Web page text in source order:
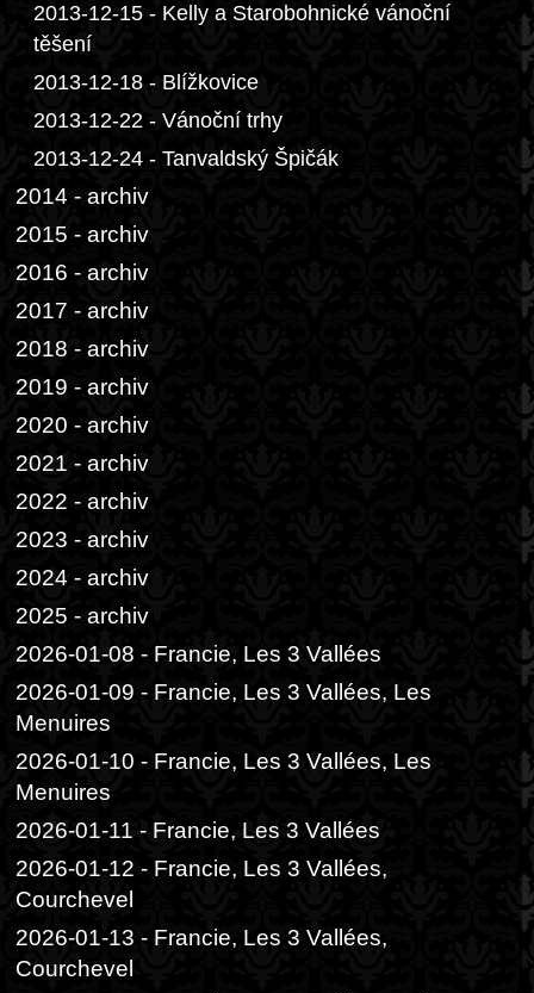
2013-12-15 - Kelly a Starobohnické vánoční
těšení
2013-12-18 - Blížkovice
2013-12-22 - Vánoční trhy
2013-12-24 - Tanvaldský Špičák
2014 - archiv
2015 - archiv
2016 - archiv
2017 - archiv
2018 - archiv
2019 - archiv
2020 - archiv
2021 - archiv
2022 - archiv
2023 - archiv
2024 - archiv
2025 - archiv
2026-01-08 - Francie, Les 3 Vallées
2026-01-09 - Francie, Les 3 Vallées, Les
Menuires
2026-01-10 - Francie, Les 3 Vallées, Les
Menuires
2026-01-11 - Francie, Les 3 Vallées
2026-01-12 - Francie, Les 3 Vallées,
Courchevel
2026-01-13 - Francie, Les 3 Vallées,
Courchevel